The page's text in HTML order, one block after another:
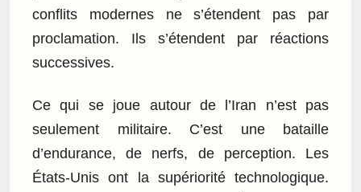
conflits modernes ne s’étendent pas par
proclamation. Ils s’étendent par réactions
successives.
Ce qui se joue autour de l’Iran n’est pas
seulement militaire. C’est une bataille
d’endurance, de nerfs, de perception. Les
États-Unis ont la supériorité technologique.